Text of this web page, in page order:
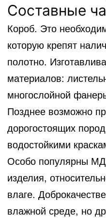
Составные
Короб. Это
которую крепят
полотно.
материалов:
многослойной
Позднее возможно
дорогостоящих
водостойкими
Особо популярны
изделия,
влаге.
влажной среде, но